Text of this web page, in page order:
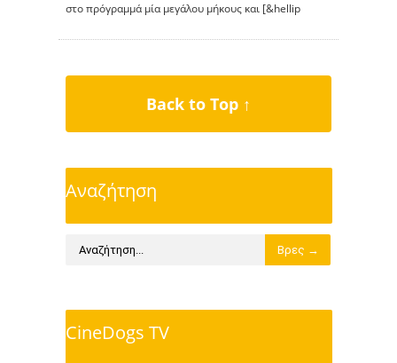
στο πρόγραμμά μία μεγάλου μήκους και [&hellip
Back to Top ↑
Αναζήτηση
CineDogs TV